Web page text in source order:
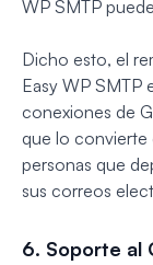
WP SMTP
Dicho esto, el
Easy WP SMTP
conexiones de
que lo convierte
personas que
sus correos
6. Soporte al